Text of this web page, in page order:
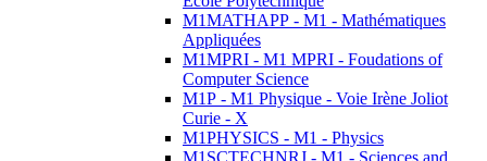
M1MATHAPP - M1 - Mathématiques
Appliquées
M1MPRI - M1 MPRI - Foudations of
Computer Science
M1P - M1 Physique - Voie Irène Joliot
Curie - X
M1PHYSICS - M1 - Physics
M1SCTECHNRJ - M1 - Sciences and